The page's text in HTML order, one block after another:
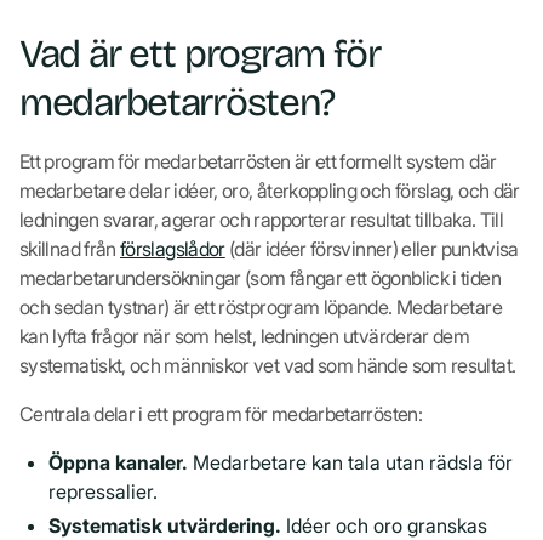
Vad är ett program för
medarbetarrösten?
Ett program för medarbetarrösten är ett formellt system där
medarbetare delar idéer, oro, återkoppling och förslag, och där
ledningen svarar, agerar och rapporterar resultat tillbaka. Till
skillnad frånförslagslådor(där idéer försvinner) eller punktvisa
medarbetarundersökningar (som fångar ett ögonblick i tiden
och sedan tystnar) är ett röstprogram löpande. Medarbetare
kan lyfta frågor när som helst, ledningen utvärderar dem
systematiskt, och människor vet vad som hände som resultat.
Centrala delar i ett program för medarbetarrösten:
Öppna kanaler. Medarbetare kan tala utan rädsla för
repressalier.
Systematisk utvärdering. Idéer och oro granskas